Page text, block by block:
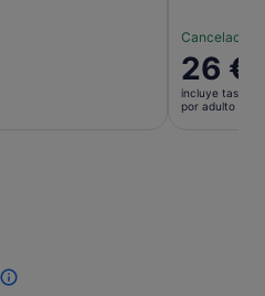
Cancelación
El
precio
es
26 €
incluye tasas e
por adulto